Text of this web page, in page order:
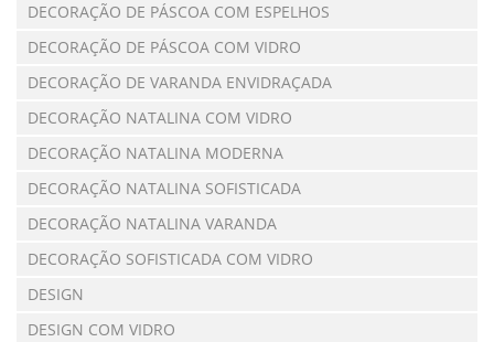
DECORAÇÃO DE PÁSCOA COM ESPELHOS
DECORAÇÃO DE PÁSCOA COM VIDRO
DECORAÇÃO DE VARANDA ENVIDRAÇADA
DECORAÇÃO NATALINA COM VIDRO
DECORAÇÃO NATALINA MODERNA
DECORAÇÃO NATALINA SOFISTICADA
DECORAÇÃO NATALINA VARANDA
DECORAÇÃO SOFISTICADA COM VIDRO
DESIGN
DESIGN COM VIDRO